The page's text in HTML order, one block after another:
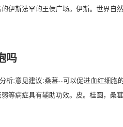
伊斯法罕的王侯广场。伊斯。世界自
吗
析:意见建议:桑葚--可以促进血红细胞
等病症具有辅助功效。皮。桂圆，桑